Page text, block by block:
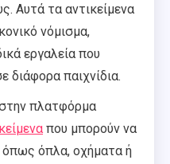
Αυτά τα αντικείμενα
νόμισμα,
εργαλεία που
διάφορα παιχνίδια.
πλατφόρμα
που μπορούν να
όπλα, οχήματα ή